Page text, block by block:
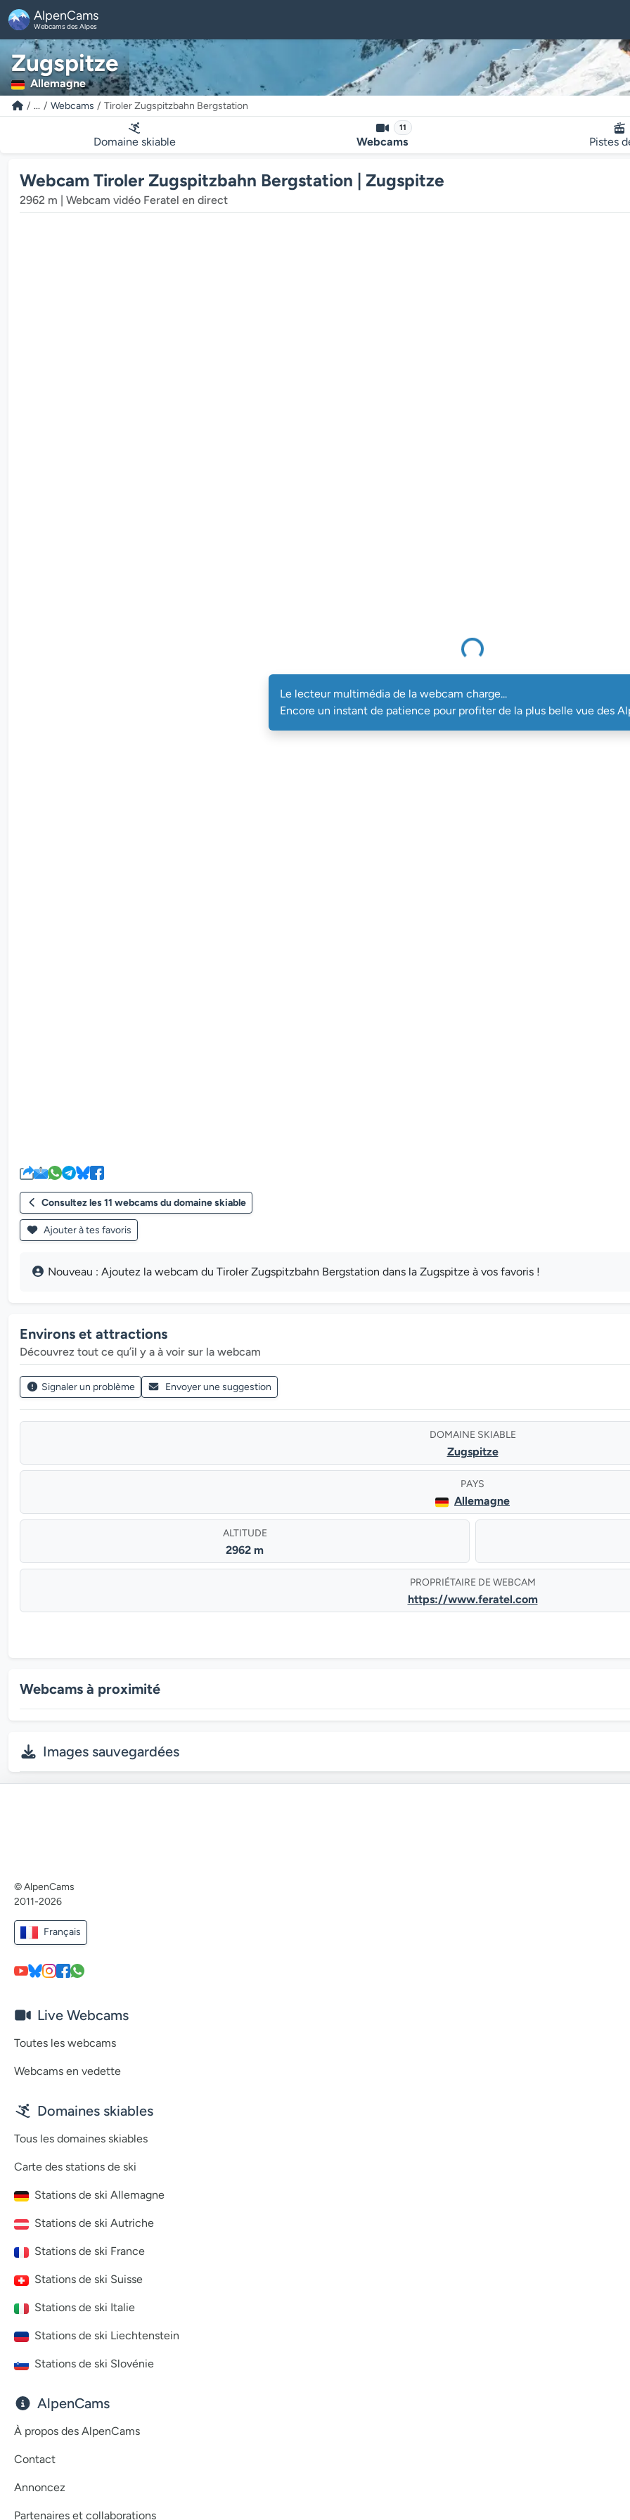
AlpenCams
Webcams des Alpes
Zugspitze
Allemagne
... Webcams Tiroler Zugspitzbahn Bergstation
Domaine skiable
11
Webcams Pistes
Webcam Tiroler Zugspitzbahn Bergstation | Zugspitze
2962 m | Webcam vidéo Feratel en direct
Le lecteur multimédia de la webcam charge...
Le lecteur multimédia de la webcam charge...
Encore un instant de patience pour profiter de la plus belle vue des
Consultez les 11 webcams du domaine skiable
Ajouter à tes favoris
Nouveau : Ajoutez la webcam du Tiroler Zugspitzbahn Bergstation dans la Zugspitze à vos favoris !
Environs et attractions
Découvrez tout ce qu’il y a à voir sur la webcam
Signaler un problème Envoyer une suggestion
DOMAINE SKIABLE
Zugspitze
PAYS
Allemagne
ALTITUDE
2962 m
PROPRIÉTAIRE DE WEBCAM
https://www.feratel.com
Webcams à proximité
Images sauvegardées
© AlpenCams
2011-2026
Français
Live Webcams
Toutes les webcams
Webcams en vedette
Domaines skiables
Tous les domaines skiables
Carte des stations de ski
Stations de ski Allemagne
Stations de ski Autriche
Stations de ski France
Stations de ski Suisse
Stations de ski Italie
Stations de ski Liechtenstein
Stations de ski Slovénie
AlpenCams
À propos des AlpenCams
Contact
Annoncez
Partenaires et collaborations